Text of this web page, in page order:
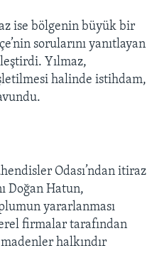
ise bölgenin büyük bir
sorularını yanıtlayan
Yılmaz,
halinde istihdam,
Odası’ndan itiraz
Doğan Hatun,
yararlanması
firmalar tarafından
halkındır